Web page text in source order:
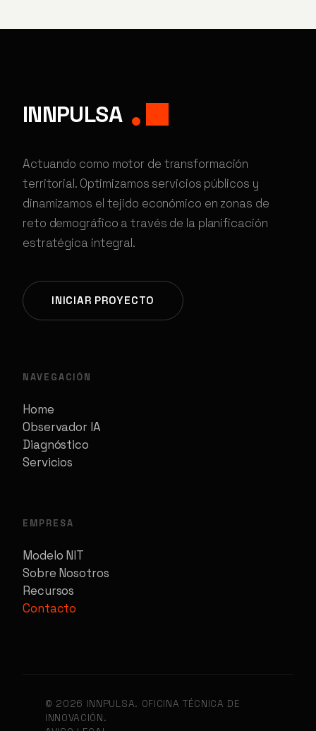
INNPULSA
Actuando como motor de transformación
territorial. Optimizamos servicios públicos y
dinamizamos el tejido económico en zonas de
reto demográfico a través de la planificación
estratégica integral.
INICIAR PROYECTO
NAVEGACIÓN
Home
Observador IA
Diagnóstico
Servicios
EMPRESA
Modelo NIT
Sobre Nosotros
Recursos
Contacto
© 2026 INNPULSA. OFICINA TÉCNICA DE
INNOVACIÓN.